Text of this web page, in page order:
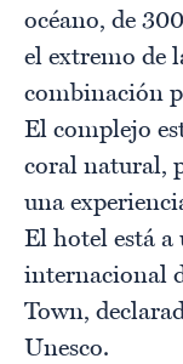
océano, de
el extremo de
combinación
El complejo
coral natural,
una
El hotel está a
internacional
Town,
Unesco.